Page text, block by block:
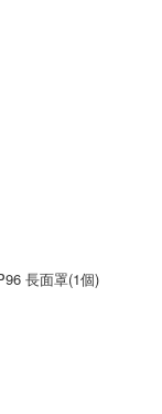
長面罩(1個)